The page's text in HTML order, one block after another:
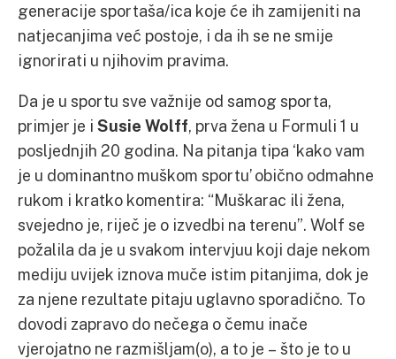
generacije sportaša/ica koje će ih zamijeniti na
natjecanjima već postoje, i da ih se ne smije
ignorirati u njihovim pravima.
Da je u sportu sve važnije od samog sporta,
primjer je i Susie Wolff, prva žena u Formuli 1 u
posljednjih 20 godina. Na pitanja tipa ‘kako vam
je u dominantno muškom sportu’ obično odmahne
rukom i kratko komentira: “Muškarac ili žena,
svejedno je, riječ je o izvedbi na terenu”. Wolf se
požalila da je u svakom intervjuu koji daje nekom
mediju uvijek iznova muče istim pitanjima, dok je
za njene rezultate pitaju uglavno sporadično. To
dovodi zapravo do nečega o čemu inače
vjerojatno ne razmišljam(o), a to je – što je to u